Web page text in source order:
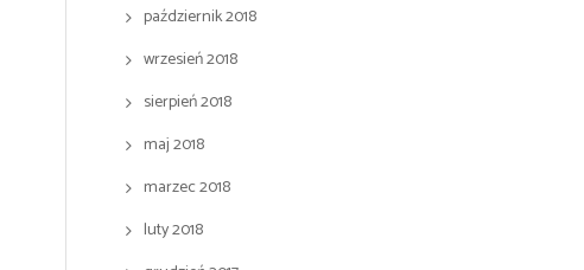
październik 2018
wrzesień 2018
sierpień 2018
maj 2018
marzec 2018
luty 2018